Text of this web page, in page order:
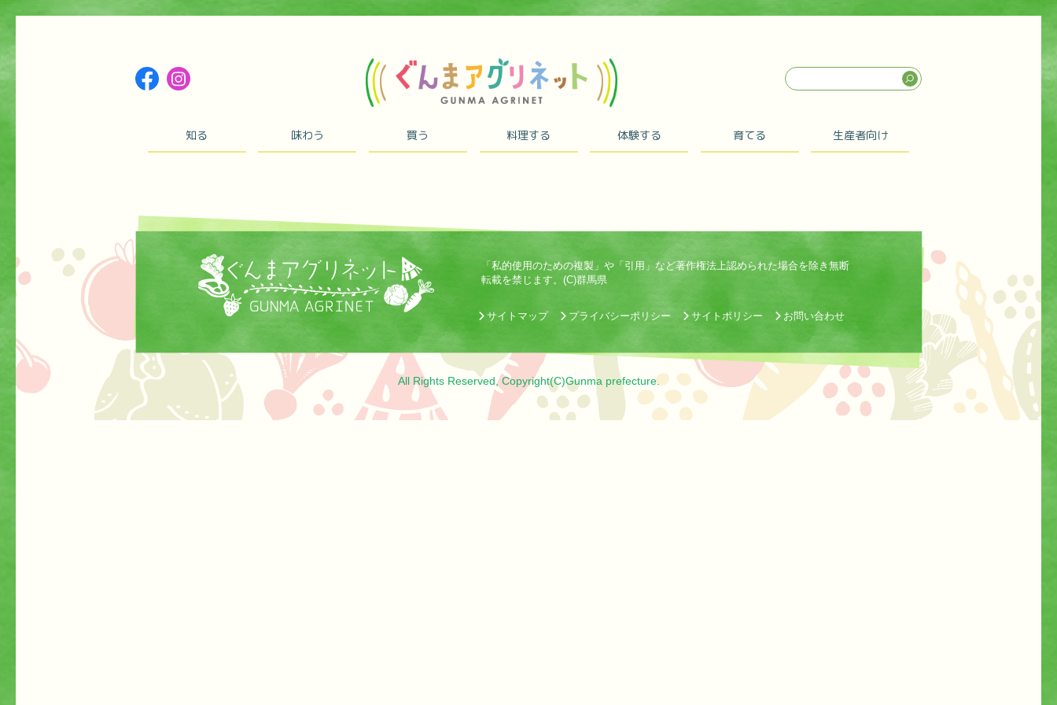
知る 味わう 買う 料理する 体験する 育てる 生産者向け
「私的使用のための複製」や「引用」など著作権法上認められた場合を除き無断
転載を禁じます。(C)群馬県
サイトマップ プライバシーポリシー サイトポリシー お問い合わせ